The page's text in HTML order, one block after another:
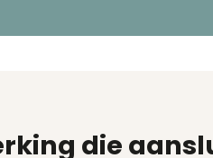
die